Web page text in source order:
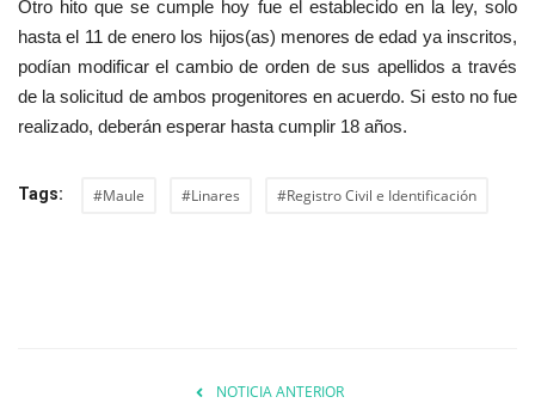
Otro hito que se cumple hoy fue el establecido en la ley, solo
hasta el 11 de enero los hijos(as) menores de edad ya inscritos,
podían modificar el cambio de orden de sus apellidos a través
de la solicitud de ambos progenitores en acuerdo. Si esto no fue
realizado, deberán esperar hasta cumplir 18 años.
Tags: #Maule #Linares #Registro Civil e Identificación
NOTICIA ANTERIOR